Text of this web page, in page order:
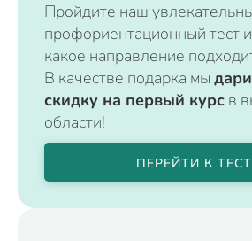
Пройдите наш
профориентационный тест
какое направление
В качестве подарка мы
скидку на первый курс в
области!
ПЕРЕЙТИ К